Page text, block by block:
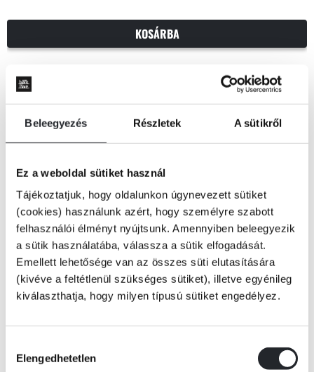
Beleegyezés Részletek A sütikről
Ez a weboldal sütiket használ
Tájékoztatjuk, hogy oldalunkon úgynevezett sütiket
(cookies) használunk azért, hogy személyre szabott
felhasználói élményt nyújtsunk. Amennyiben beleegyezik
a sütik használatába, válassza a sütik elfogadását.
Emellett lehetősége van az összes süti elutasítására
(kivéve a feltétlenül szükséges sütiket), illetve egyénileg
kiválaszthatja, hogy milyen típusú sütiket engedélyez.
kiválasztása
Elengedhetetlen
KOSÁRBA
Méretes toka, ízléstelen frizura és furcsa öltözék – a nyugati
híradásokban
Dzsongun azonban nem egy vicc, hanem egy, a világpolitikában
megkerülhetetlen, nem mellesleg nukleáris fegyverekkel rendelkező
diktatúra kiszámíthatatlan vezetője.
Miközben a világ nagyhatalmai kénytelenek nagyon is komolyan venni az
észak-koreai diktátort, a hírszerző szolgálatok és a közvélemény szinte
semmit nem tudnak róla. Az információhiány pedig a legjobb táptalaja a
képtelen találgatásoknak: tényleg odadobta a nagybátyját egy falka
kiéheztetett kutyának, hogy azok falják fel? Valóban kivégeztette az
exbarátnőjét?
Tovább
KÖNYV ADATAI
VIDEÓK
RÉSZLET A KÖNYVBŐL